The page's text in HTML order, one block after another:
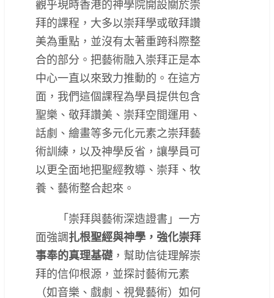
觀乎現時香港的神學院開設關於崇
拜的課程，大多以崇拜學或敬拜讚
美為重點，並沒有太著重跨科際整
合的部分。把藝術融入崇拜正是本
中心一直以來致力推動的。在這方
面，我們這個課程為學員提供包含
聖樂、敬拜讚美、崇拜空間運用、
話劇、繪畫等多元化元素之崇拜藝
術訓練，以及神學反省，讓學員可
以更全面地把聖經教導、崇拜、牧
養、藝術整合起來。
「崇拜與藝術深造證書」一方
面強調扎根聖經與神學，強化崇拜
事奉的真理基礎 ，幫助信徒理解崇
拜的信仰根源，並探討藝術元素
（如音樂、戲劇、視覺藝術）如何